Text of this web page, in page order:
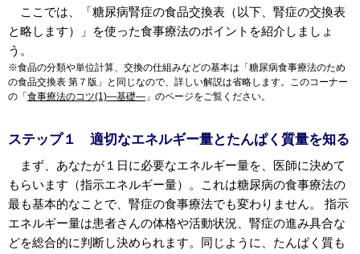
ここでは、「糖尿病腎症の食品交換表（以下、腎症の交換表
と略します）」を使った食事療法のポイントを紹介しましょ
う。
※食品の分類や単位計算、交換の仕組みなどの基本は「糖尿病食事療法のため
の食品交換表 第７版」と同じなので、詳しい解説は省略します。このコーナー
の「食事療法のコツ(1)―基礎― 」のページをご覧ください。
ステップ１ 適切なエネルギー量とたんぱく質量を知る
まず、あなたが１日に必要なエネルギー量を、医師に決めて
もらいます（指示エネルギー量）。これは糖尿病の食事療法の
最も基本的なことで、腎症の食事療法でも変わりません。 指示
エネルギー量は患者さんの体格や活動状況、腎症の進み具合な
どを総合的に判断し決められます。同じように、たんぱく質も